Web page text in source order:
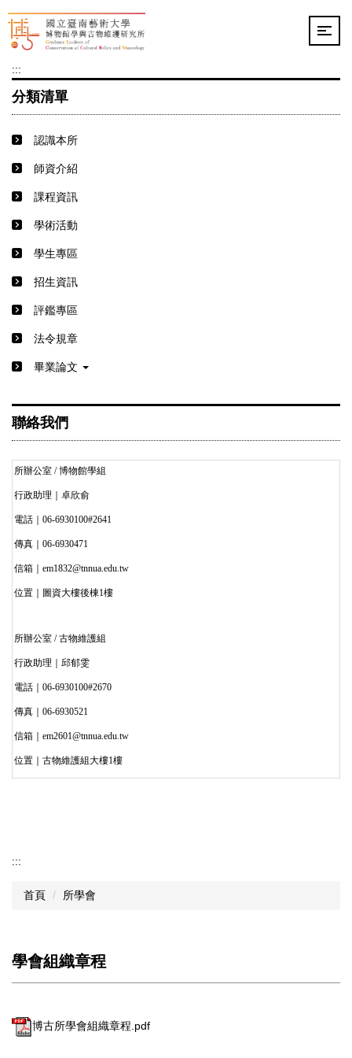
跳
到
主
內
容
:::
分類清單
認識本所
師資介紹
課程資訊
學術活動
學生專區
招生資訊
評鑑專區
法令規章
畢業論文
聯絡我們
所辦公室 / 博物館學組
行政助理｜卓欣俞
電話｜06-6930100#2641
傳真｜06-6930471
信箱｜em1832@tnnua.edu.tw
位置｜圖資大樓後棟1樓
所辦公室 / 古物維護組
行政助理｜邱郁雯
電話｜06-6930100#2670
傳真｜06-6930521
信箱｜em2601@tnnua.edu.tw
位置｜古物維護組大樓1樓
:::
首頁 所學會
學會組織章程
博古所學會組織章程.pdf